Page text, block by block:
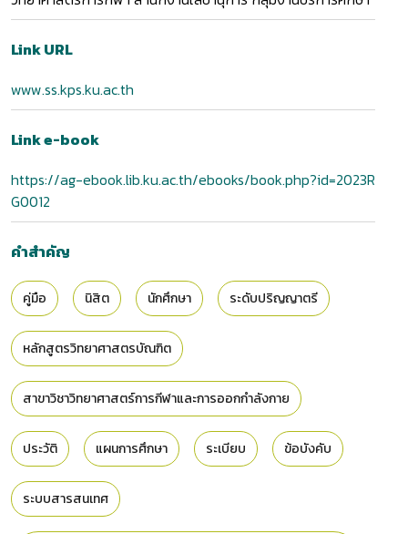
Link URL
www.ss.kps.ku.ac.th
Link e-book
https://ag-ebook.lib.ku.ac.th/ebooks/book.php?id=2023R
G0012
คำสำคัญ
คู่มือ นิสิต นักศึกษา ระดับปริญญาตรี
หลักสูตรวิทยาศาสตรบัณฑิต
สาขาวิชาวิทยาศาสตร์การกีฬาและการออกกำลังกาย
ประวัติ แผนการศึกษา ระเบียบ ข้อบังคับ
ระบบสารสนเทศ